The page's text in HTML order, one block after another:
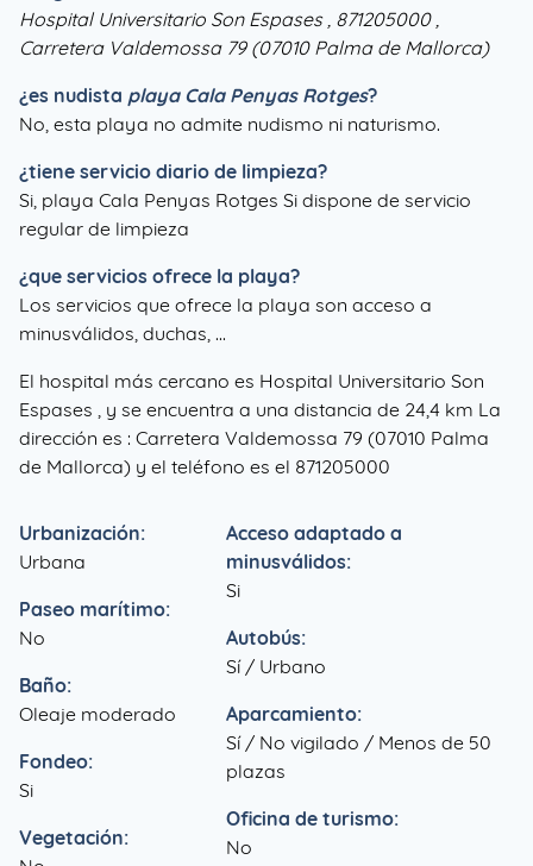
Hospital Universitario Son Espases , 871205000 ,
Carretera Valdemossa 79 (07010 Palma de Mallorca)
¿es nudista playa Cala Penyas Rotges?
No, esta playa no admite nudismo ni naturismo.
¿tiene servicio diario de limpieza?
Si, playa Cala Penyas Rotges Si dispone de servicio
regular de limpieza
¿que servicios ofrece la playa?
Los servicios que ofrece la playa son acceso a
minusválidos, duchas, ...
El hospital más cercano es Hospital Universitario Son
Espases , y se encuentra a una distancia de 24,4 km La
dirección es : Carretera Valdemossa 79 (07010 Palma
de Mallorca) y el teléfono es el 871205000
Urbanización:
Urbana
Paseo marítimo:
No
Baño:
Oleaje moderado
Fondeo:
Si
Vegetación:
Acceso adaptado a
minusválidos:
Si
Autobús:
Sí / Urbano
Aparcamiento:
Sí / No vigilado / Menos de 50
plazas
Oficina de turismo:
No